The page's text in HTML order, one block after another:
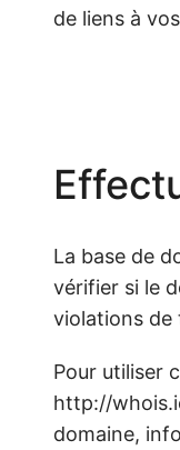
de liens à
La base de
vérifier si le
violations de
Pour utiliser
http://
domaine,